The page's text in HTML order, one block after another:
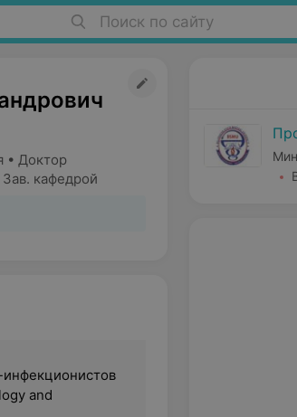
Поиск по сайту
• Доктор
кафедрой
and